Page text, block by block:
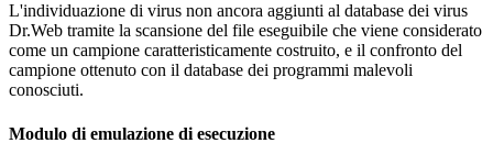
L'individuazione di virus non ancora aggiunti al database dei virus
Dr.Web tramite la scansione del file eseguibile che viene considerato
come un campione caratteristicamente costruito, e il confronto del
campione ottenuto con il database dei programmi malevoli
conosciuti.
Modulo di emulazione di esecuzione